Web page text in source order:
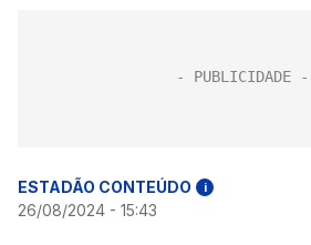
ESTADÃO CONTEÚDO i
26/08/2024 - 15:43